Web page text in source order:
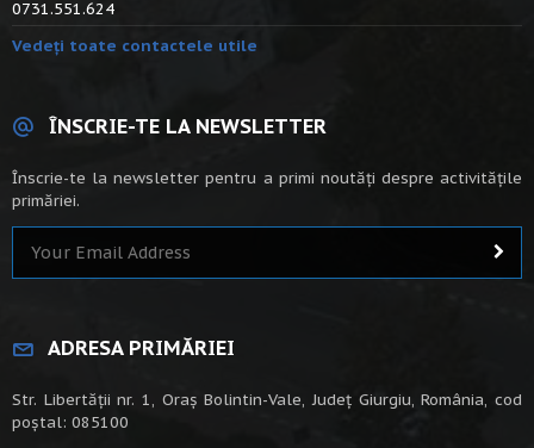
0731.551.624
Vedeți toate contactele utile
ÎNSCRIE-TE LA NEWSLETTER
Înscrie-te la newsletter pentru a primi noutăți despre activitățile
primăriei.
ADRESA PRIMĂRIEI
Str. Libertății nr. 1, Oraș Bolintin-Vale, Județ Giurgiu, România, cod
poștal: 085100